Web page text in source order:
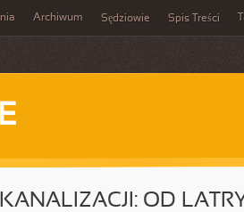
Archiwum Sędziowie Spis Treści
OD